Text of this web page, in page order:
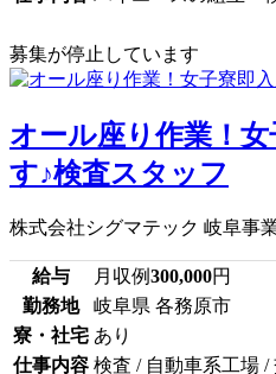
募集が停止しています
オール座り作業！
す♪検査スタッフ
株式会社シグマテック 岐阜事
給与 月収例300,000円
勤務地
岐阜県 各務原市
寮・社宅 あり
仕事内容 検査 / 自動車系工場 /